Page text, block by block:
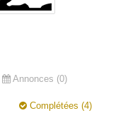
Annonces (0)
Complétées (4)